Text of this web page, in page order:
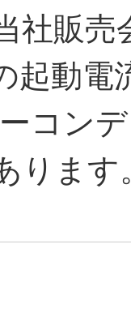
社販
起動
コン
ります